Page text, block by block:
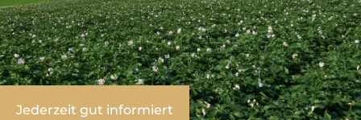
Jederzeit gut informiert